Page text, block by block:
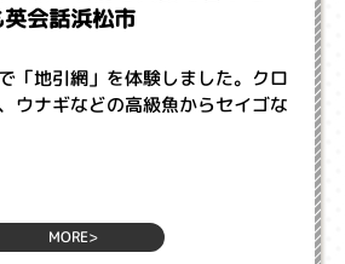
会話浜松市
「地引網」を体験しました。クロ
ウナギなどの高級魚からセイゴな
MORE>